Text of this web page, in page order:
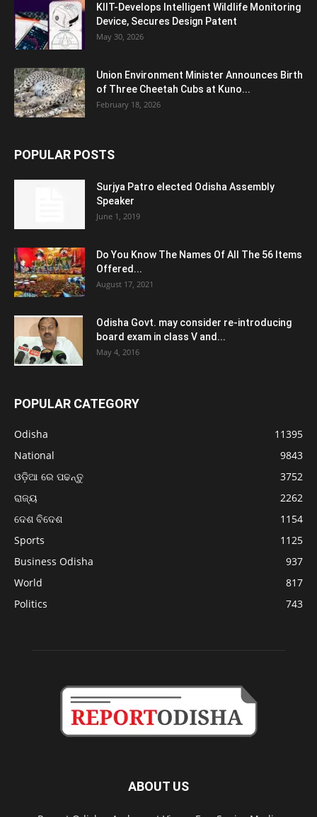
KIIT-Develops Intelligent Wildlife Monitoring
Device, Secures Design Patent
May 30, 2026
Union Environment Minister Announces Birth
of Three Cheetah Cubs at Kuno...
February 18, 2026
POPULAR POSTS
Surjya Patro elected Odisha Assembly
Speaker
June 1, 2019
Do You Know The Names Of All The 56 Items
Offered...
August 17, 2021
Odisha Govt. may consider re-introducing
board exam in class V and...
May 4, 2016
POPULAR CATEGORY
Odisha
11395
National
9843
ଓଡ଼ିଆ ରେ ପଢନ୍ତୁ
3752
ରାଜ୍ୟ
2262
ଦେଶ ବିଦେଶ
1154
Sports
1125
Business Odisha
937
World
817
Politics
743
ABOUT US